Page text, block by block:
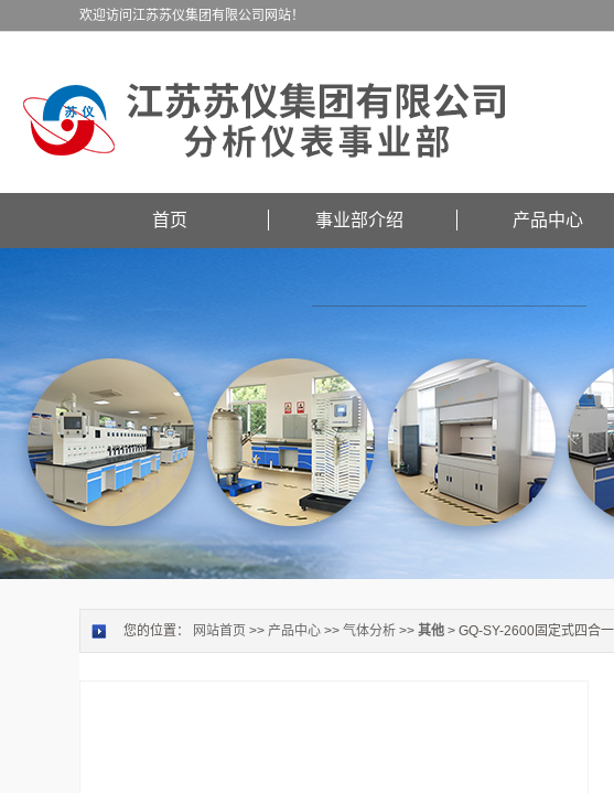
欢迎访问江苏苏仪集团有限公司网站！
首页 事业部介绍 产品中心
您的位置： 网站首页 >> 产品中心 >> 气体分析 >> 其他 > GQ-SY-2600固定式四合